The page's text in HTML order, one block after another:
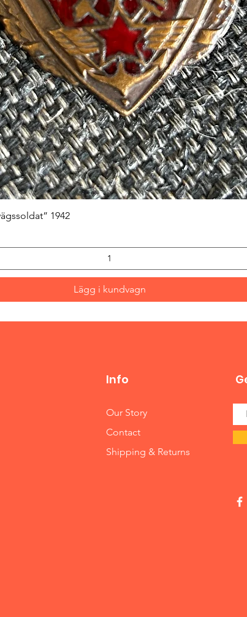
1942
Lägg i kundvagn
Info
Our Story
Contact
Shipping & Returns